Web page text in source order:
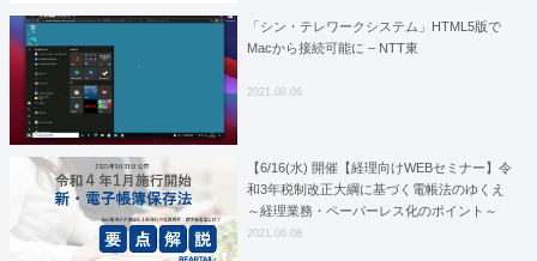
「シン・テレワークシステム」HTML5版で
Macから接続可能に – NTT東
2021.08.06
【6/16(水) 開催【経理向けWEBセミナー】令
和3年税制改正大綱に基づく電帳法のゆくえ
～経理業務・ペーパーレス化のポイント～
2021.06.08